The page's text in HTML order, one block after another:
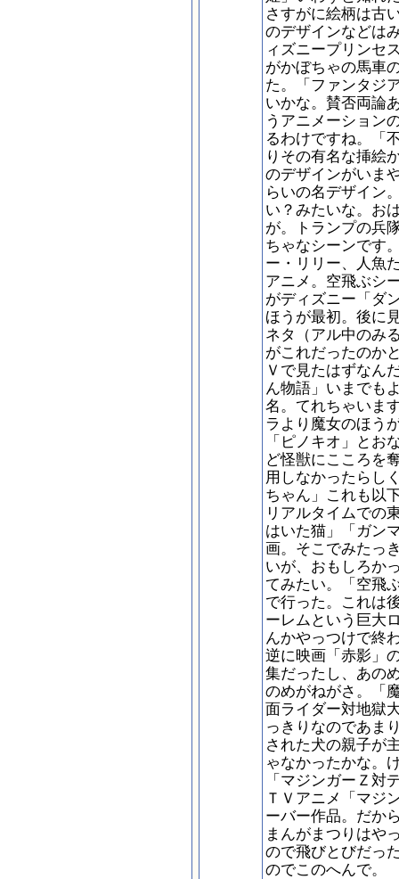
さすがに絵柄は古
のデザインなどは
ィズニープリンセ
がかぼちゃの馬車
た。「ファンタジ
いかな。賛否両論
うアニメーション
るわけですね。「
りその有名な挿絵
のデザインがいま
らいの名デザイン
い？みたいな。お
が。トランプの兵
ちゃなシーンです
ー・リリー、人魚
アニメ。空飛ぶシ
がディズニー「ダ
ほうが最初。後に
ネタ（アル中のみ
がこれだったのか
Ｖで見たはずなん
ん物語」いまでも
名。てれちゃいま
ラより魔女のほう
「ピノキオ」とお
ど怪獣にこころを
用しなかったらし
ちゃん」これも以
リアルタイムでの
はいた猫」「ガン
画。そこでみたっ
いが、おもしろか
てみたい。「空飛
で行った。これは
ーレムという巨大
んかやっつけで終
逆に映画「赤影」
集だったし、あの
のめがねがさ。「
面ライダー対地獄
っきりなのであま
された犬の親子が
ゃなかったかな。
「マジンガーＺ対
ＴＶアニメ「マジ
ーバー作品。だか
まんがまつりはや
ので飛びとびだっ
のでこのへんで。